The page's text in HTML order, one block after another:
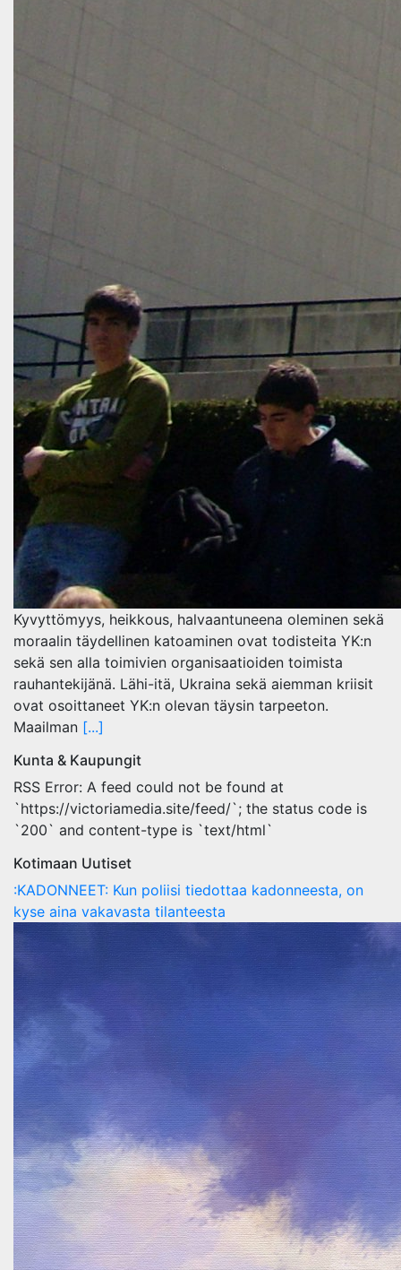
Kyvyttömyys, heikkous, halvaantuneena oleminen sekä
moraalin täydellinen katoaminen ovat todisteita YK:n
sekä sen alla toimivien organisaatioiden toimista
rauhantekijänä. Lähi-itä, Ukraina sekä aiemman kriisit
ovat osoittaneet YK:n olevan täysin tarpeeton.
Maailman [...]
Kunta & Kaupungit
RSS Error: A feed could not be found at
`https://victoriamedia.site/feed/`; the status code is
`200` and content-type is `text/html`
Kotimaan Uutiset
:KADONNEET: Kun poliisi tiedottaa kadonneesta, on
kyse aina vakavasta tilanteesta